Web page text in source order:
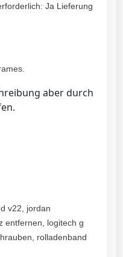
Ja Lieferung
aber durch
v22, jordan
entfernen, logitech g
rolladenband